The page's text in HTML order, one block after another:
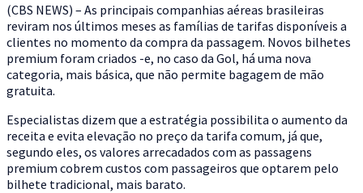
(CBS NEWS) – As principais companhias aéreas brasileiras
reviram nos últimos meses as famílias de tarifas disponíveis a
clientes no momento da compra da passagem. Novos bilhetes
premium foram criados -e, no caso da Gol, há uma nova
categoria, mais básica, que não permite bagagem de mão
gratuita.
Especialistas dizem que a estratégia possibilita o aumento da
receita e evita elevação no preço da tarifa comum, já que,
segundo eles, os valores arrecadados com as passagens
premium cobrem custos com passageiros que optarem pelo
bilhete tradicional, mais barato.